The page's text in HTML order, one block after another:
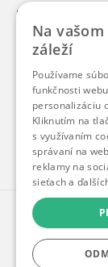
Náš príbeh
Kontakt
Kariéra
Blog
Pre médiá
Pre partnerov
© 2010 – 2026
vyhradené.
Ochrana
Na
záleží
Používame
funkčnosti
personalizáciu
Kliknutím na
s využívaním
správaní na
reklamy na
sieťach a